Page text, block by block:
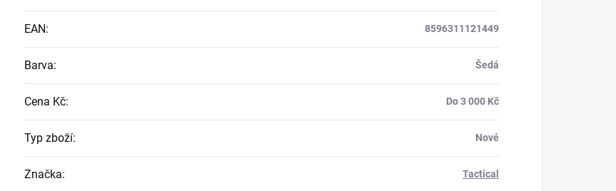
EAN: 8596311121449
Barva: Šedá
Cena Kč: Do 3 000 Kč
Typ zboží: Nové
Značka: Tactical